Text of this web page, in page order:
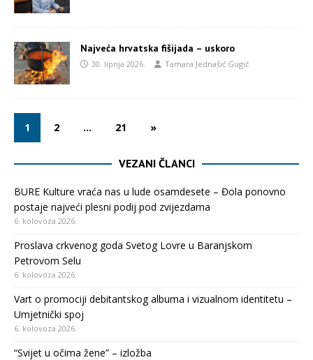
Najveća hrvatska fišijada – uskoro
30. lipnja 2026. Tamara Jednašić Gugić
1 2 … 21 »
VEZANI ČLANCI
BURE Kulture vraća nas u lude osamdesete – Đola ponovno
postaje najveći plesni podij pod zvijezdama
6. kolovoza 2026.
Proslava crkvenog goda Svetog Lovre u Baranjskom
Petrovom Selu
6. kolovoza 2026.
Vart o promociji debitantskog albuma i vizualnom identitetu –
Umjetnički spoj
6. kolovoza 2026.
“Svijet u očima žene” – izložba